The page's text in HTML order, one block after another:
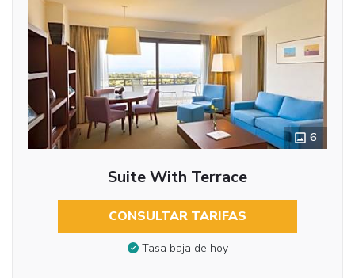
6
Suite With Terrace
CONSULTAR TARIFAS
Tasa baja de hoy